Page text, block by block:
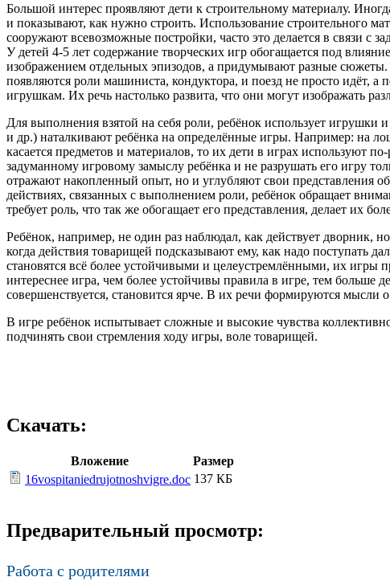
Большой интерес проявляют дети к строительному материалу.
и показывают, как нужно строить. Использование строительного
сооружают всевозможные постройки, часто это делается в связи с
У детей 4-5 лет содержание творческих игр обогащается под
изображением отдельных эпизодов, а придумывают разные
появляются роли машиниста, кондуктора, и поезд не просто идёт,
игрушкам. Их речь настолько развита, что они могут изображать
Для выполнения взятой на себя роли, ребёнок использует
и др.) наталкивают ребёнка на определённые игры. Например: на
касается предметов и материалов, то их дети в играх используют
задуманному игровому замыслу ребёнка и не разрушать его игру
отражают накопленный опыт, но и углубляют свои представления
действиях, связанных с выполнением роли, ребёнок обращает
требует роль, что так же обогащает его представления, делает их
Ребёнок, например, не один раз наблюдал, как действует дворник,
когда действия товарищей подсказывают ему, как надо поступать
становятся всё более устойчивыми и целеустремлёнными, их игры
интереснее игра, чем более устойчивы правила в игре, тем
совершенствуется, становится ярче. В их речи формируются мысли
В игре ребёнок испытывает сложные и высокие чувства
подчинять свои стремления ходу игры, воле товарищей.
Скачать:
Вложение
Размер
16vospitaniedrujotnoshvigre.doc 137 КБ
Предварительный просмотр:
Работа с родителями